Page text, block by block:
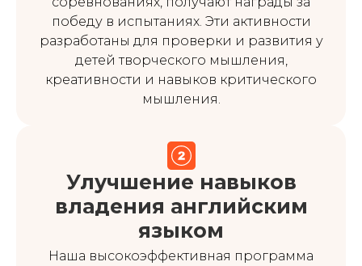
победу в испытаниях. Эти активности
разработаны для проверки и развития у
детей творческого мышления,
креативности и навыков критического
мышления.
Улучшение навыков
владения английским
языком
Наша высокоэффективная программа